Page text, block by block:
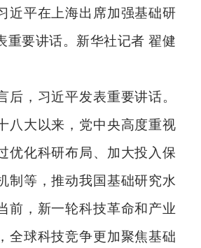
近平在上海出席加强基础研
重要讲话。新华社记者 翟健
后，习近平发表重要讲话。
八大以来，党中央高度重视
优化科研布局、加大投入保
制等，推动我国基础研究水
前，新一轮科技革命和产业
全球科技竞争更加聚焦基础